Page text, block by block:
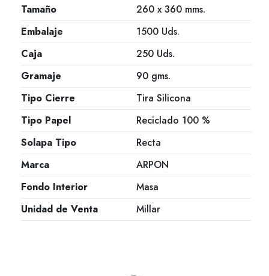
Tamaño
260 x 360 mms.
Embalaje
1500 Uds.
Caja
250 Uds.
Gramaje
90 gms.
Tipo Cierre
Tira Silicona
Tipo Papel
Reciclado 100 %
Solapa Tipo
Recta
Marca
ARPON
Fondo Interior
Masa
Unidad de Venta
Millar